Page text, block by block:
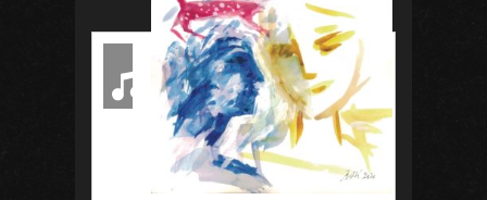
1er mouvement E